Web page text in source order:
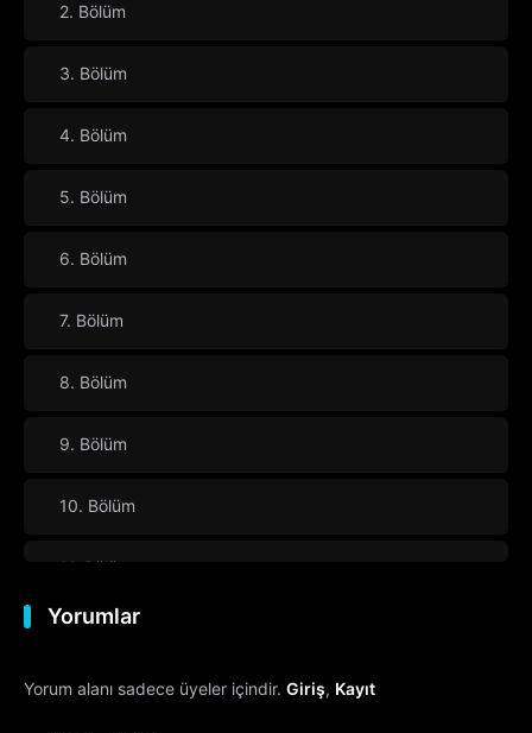
2. Bölüm
3. Bölüm
4. Bölüm
5. Bölüm
6. Bölüm
7. Bölüm
8. Bölüm
9. Bölüm
10. Bölüm
11. Bölüm
12. Bölüm
13. Bölüm
Yorumlar
Yorum alanı sadece üyeler içindir. Giriş, Kayıt